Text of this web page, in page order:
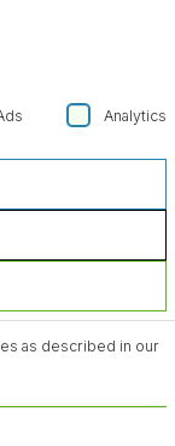
Analytics
as described in our